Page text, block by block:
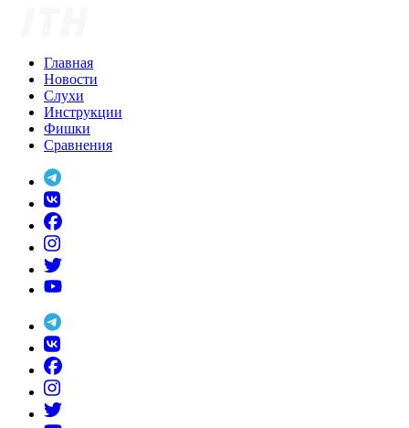
Главная
Новости
Слухи
Инструкции
Фишки
Сравнения